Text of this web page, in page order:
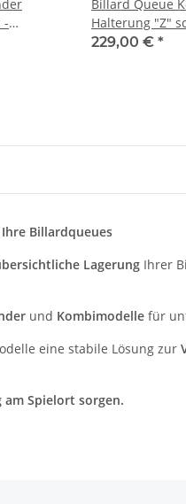
-
Billard Queue
Halterung "Z"
229,00 € *
Billardqueues
Lagerung Ihrer
und Kombimodelle für
eine stabile Lösung zur
Spielort sorgen.